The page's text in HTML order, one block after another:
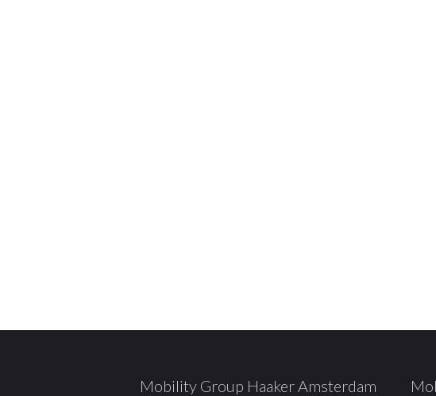
Mobility Group Haaker Amsterdam